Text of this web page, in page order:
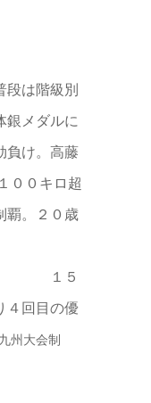
段は階級別
銀メダルに
負け。高藤
００キロ超
覇。２０歳
４回目の優
州大会制